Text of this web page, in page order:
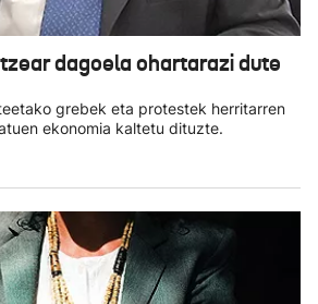
dagoela ohartarazi dute
grebek eta protestek herritarren
ekonomia kaltetu dituzte.